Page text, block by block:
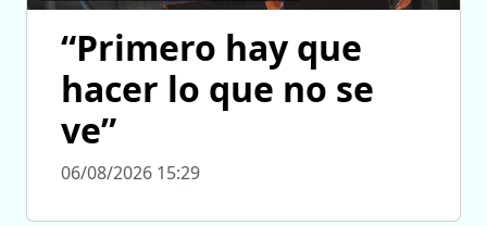
“Primero hay que
hacer lo que no se
ve”
06/08/2026 15:29